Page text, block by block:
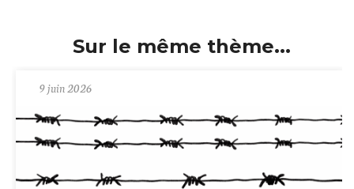
Sur le même thème...
9 juin 2026